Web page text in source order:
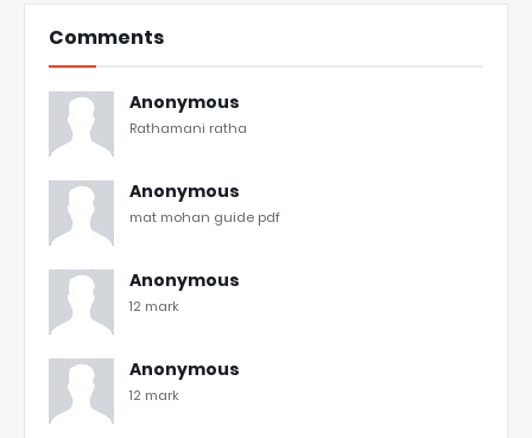
Comments
Anonymous
Rathamani ratha
Anonymous
mat mohan guide pdf
Anonymous
12 mark
Anonymous
12 mark